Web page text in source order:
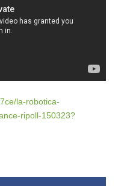
la-robotica-
ripoll-150323?